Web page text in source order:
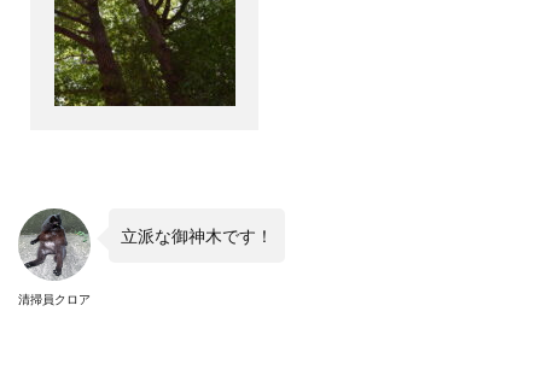
清掃員クロア
立派な御神木です！